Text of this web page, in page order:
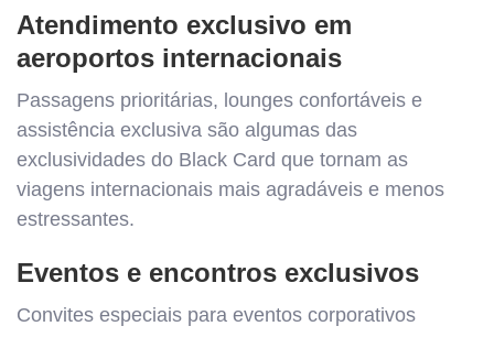
Atendimento exclusivo em
aeroportos internacionais
Passagens prioritárias, lounges confortáveis e
assistência exclusiva são algumas das
exclusividades do Black Card que tornam as
viagens internacionais mais agradáveis e menos
estressantes.
Eventos e encontros exclusivos
Convites especiais para eventos corporativos